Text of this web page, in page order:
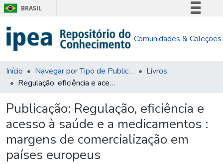
BRASIL
Comunica BR
Acesso à informação
Comunidades & Coleções
Início Navegar por Tipo de Publicação
Livros
Regulação, eficiência e acesso à saúde e a medicamentos : margens de comercialização em países europeus
Publicação: Regulação, eficiência e
acesso à saúde e a medicamentos :
margens de comercialização em
países europeus